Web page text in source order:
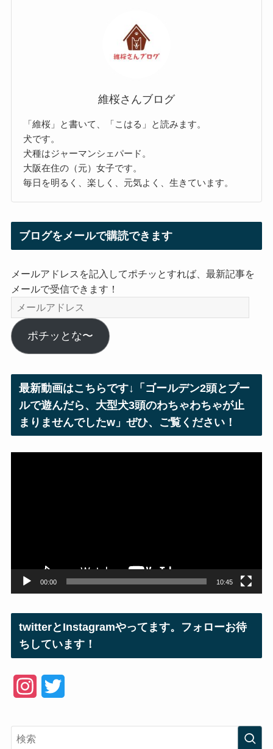
維桜さんブログ
「維桜」と書いて、「こはる」と読みます。
犬です。
犬種はジャーマンシェパード。
大阪在住の（元）女子です。
毎日を明るく、楽しく、元気よく、生きています。
ブログをメールで購読できます
メールアドレスを記入してポチッとすれば、最新記事を
メールで受信できます！
メ
ー
ル
ア
ス
ポチッとな〜
最新動画はこちらです↓「ゴールデン2頭とプー
ルで遊んだら、大型犬3頭のわちゃわちゃが止
まりませんでしたw」ぜひ、ご覧ください！
00:00 10:45
twitterとInstagramやってます。フォローお待
ちしています！